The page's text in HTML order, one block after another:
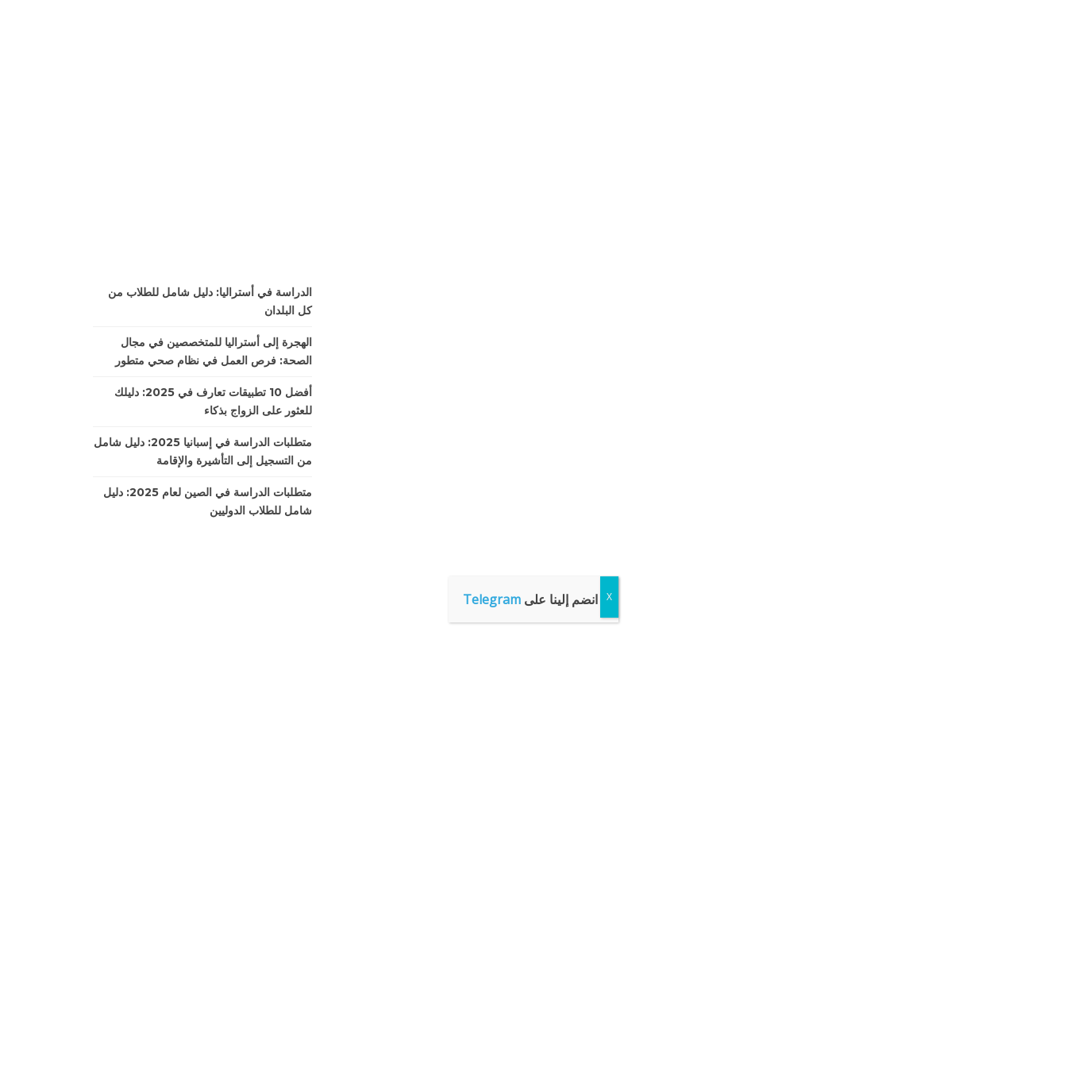
الدراسة في أستراليا: دليل شامل للطلاب من
كل البلدان
الهجرة إلى أستراليا للمتخصصين في مجال
الصحة: فرص العمل في نظام صحي متطور
أفضل 10 تطبيقات تعارف في 2025: دليلك
للعثور على الزواج بذكاء
متطلبات الدراسة في إسبانيا 2025: دليل شامل
من التسجيل إلى التأشيرة والإقامة
متطلبات الدراسة في الصين لعام 2025: دليل
شامل للطلاب الدوليين
انضم إلينا على Telegram